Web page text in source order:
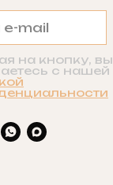
на кнопку, вы
с нашей